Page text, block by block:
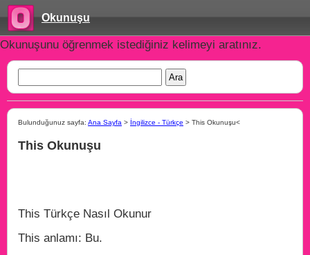
Okunuşu
Okunuşunu öğrenmek istediğiniz kelimeyi aratınız.
Bulunduğunuz sayfa: Ana Sayfa > İngilizce - Türkçe > This Okunuşu<
This Okunuşu
This Türkçe Nasıl Okunur
This anlamı: Bu.